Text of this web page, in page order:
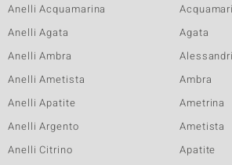
Anelli Acquamarina
Anelli Agata
Anelli Ambra
Anelli Ametista
Anelli Apatite
Anelli Argento
Anelli Citrino
Agata
Ambra
Ametrina
Ametista
Apatite